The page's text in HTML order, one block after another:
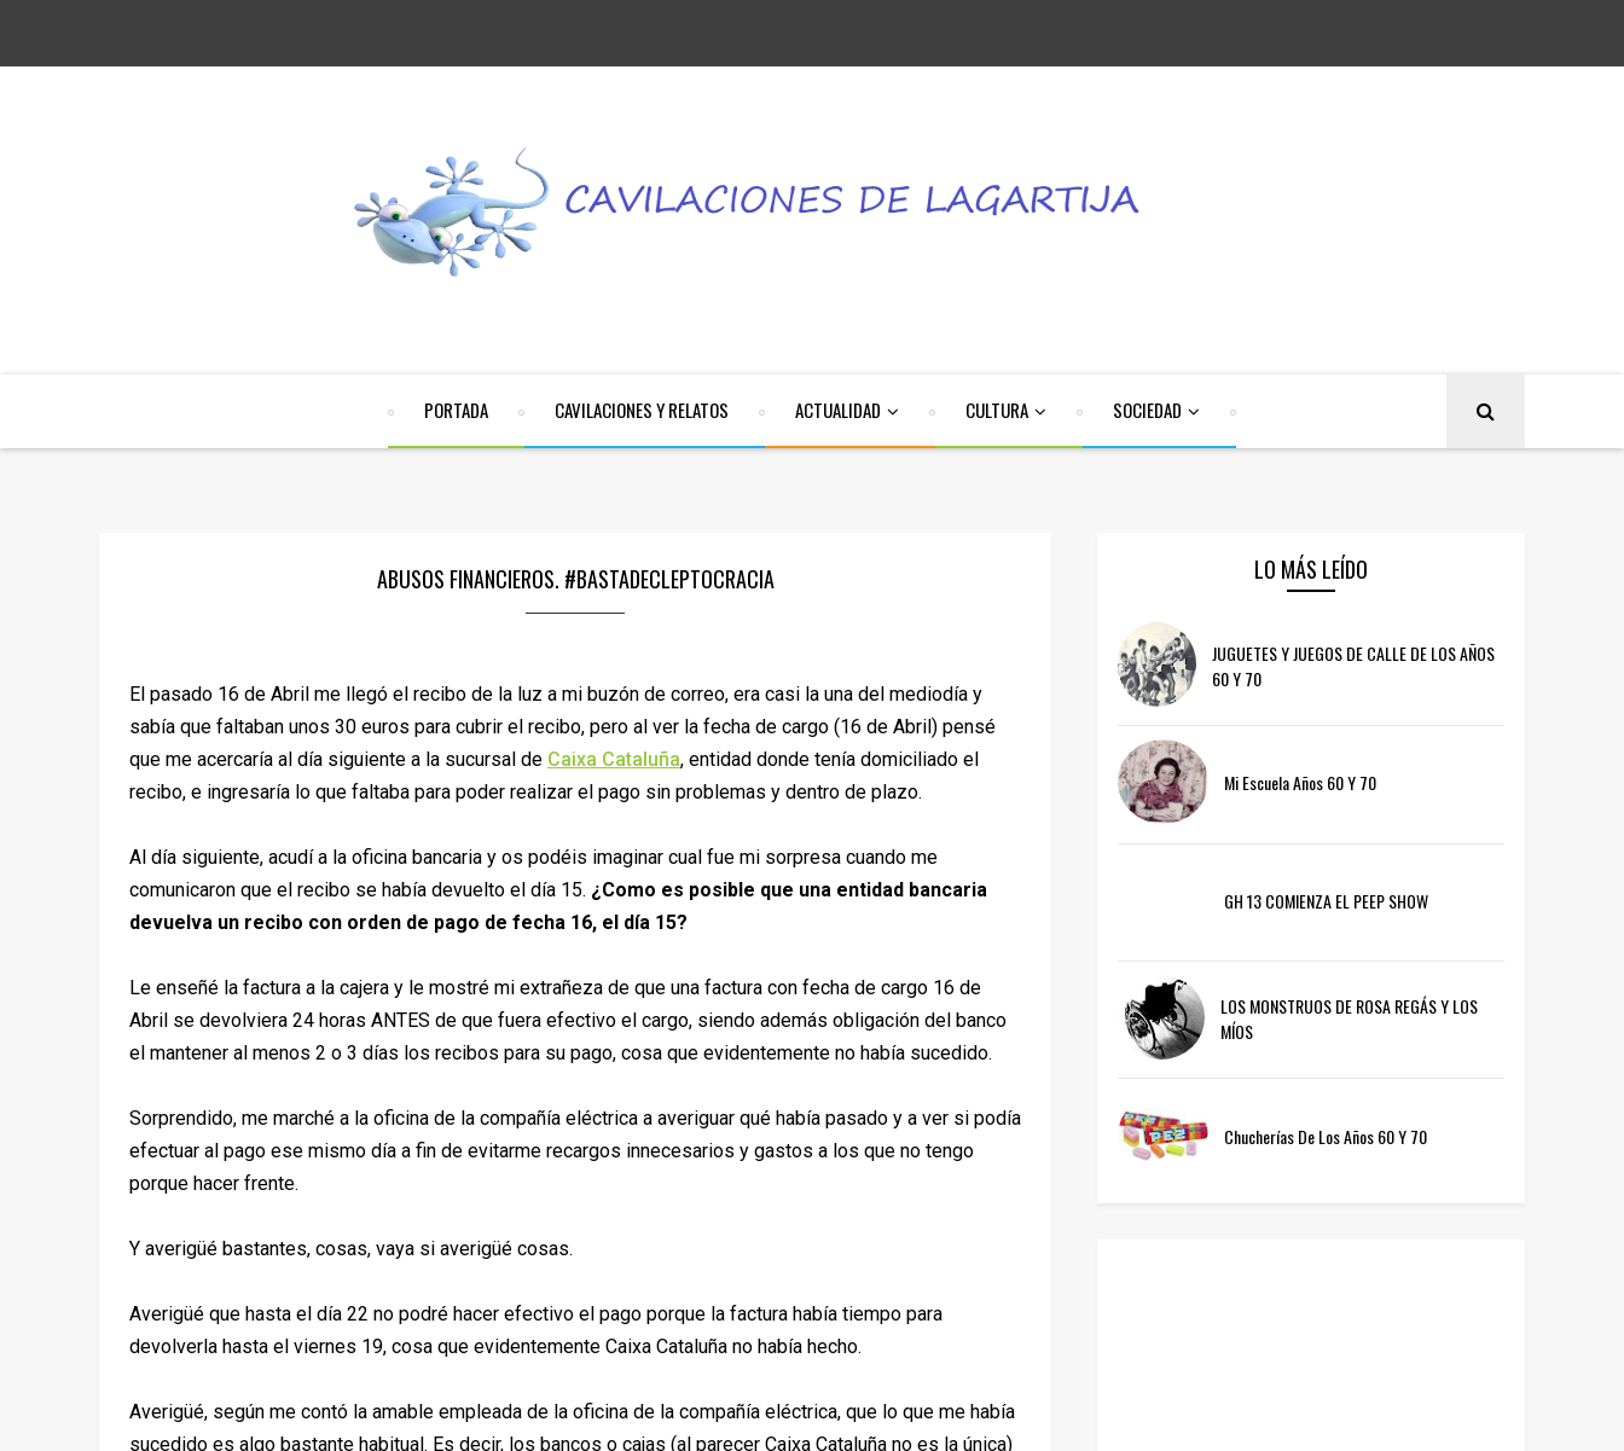
PORTADA CAVILACIONES Y RELATOS ACTUALIDAD CULTURA SOCIEDAD
ABUSOS FINANCIEROS. #BASTADECLEPTOCRACIA
El pasado 16 de Abril me llegó el recibo de la luz a mi buzón de correo, era casi la una del mediodía y
sabía que faltaban unos 30 euros para cubrir el recibo, pero al ver la fecha de cargo (16 de Abril) pensé
que me acercaría al día siguiente a la sucursal de Caixa Cataluña, entidad donde tenía domiciliado el
recibo, e ingresaría lo que faltaba para poder realizar el pago sin problemas y dentro de plazo.
Al día siguiente, acudí a la oficina bancaria y os podéis imaginar cual fue mi sorpresa cuando me
comunicaron que el recibo se había devuelto el día 15. ¿Como es posible que una entidad bancaria
devuelva un recibo con orden de pago de fecha 16, el día 15?
Le enseñé la factura a la cajera y le mostré mi extrañeza de que una factura con fecha de cargo 16 de
Abril se devolviera 24 horas ANTES de que fuera efectivo el cargo, siendo además obligación del banco
el mantener al menos 2 o 3 días los recibos para su pago, cosa que evidentemente no había sucedido.
Sorprendido, me marché a la oficina de la compañía eléctrica a averiguar qué había pasado y a ver si podía
efectuar al pago ese mismo día a fin de evitarme recargos innecesarios y gastos a los que no tengo
porque hacer frente.
Y averigüé bastantes, cosas, vaya si averigüé cosas.
Averigüé que hasta el día 22 no podré hacer efectivo el pago porque la factura había tiempo para
devolverla hasta el viernes 19, cosa que evidentemente Caixa Cataluña no había hecho.
Averigüé, según me contó la amable empleada de la oficina de la compañía eléctrica, que lo que me había
sucedido es algo bastante habitual. Es decir, los bancos o cajas (al parecer Caixa Cataluña no es la única)
LO MÁS LEÍDO
JUGUETES Y JUEGOS DE CALLE DE LOS AÑOS
60 Y 70
Mi Escuela Años 60 Y 70
GH 13 COMIENZA EL PEEP SHOW
LOS MONSTRUOS DE ROSA REGÁS Y LOS
MÍOS
Chucherías De Los Años 60 Y 70